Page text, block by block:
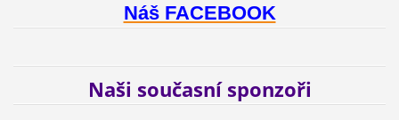
Náš FACEBOOK
Naši současní sponzoři